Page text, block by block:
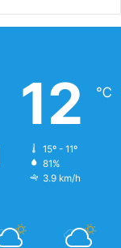
12 ℃
15º - 11º
81%
3.9 km/h